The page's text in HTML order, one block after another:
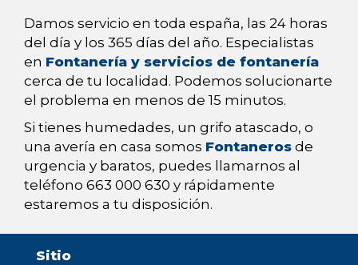
Damos servicio en toda españa, las 24 horas
del día y los 365 días del año. Especialistas
en Fontanería y servicios de fontanería
cerca de tu localidad. Podemos solucionarte
el problema en menos de 15 minutos.
Si tienes humedades, un grifo atascado, o
una avería en casa somos Fontaneros de
urgencia y baratos, puedes llamarnos al
teléfono 663 000 630 y rápidamente
estaremos a tu disposición.
Sitio